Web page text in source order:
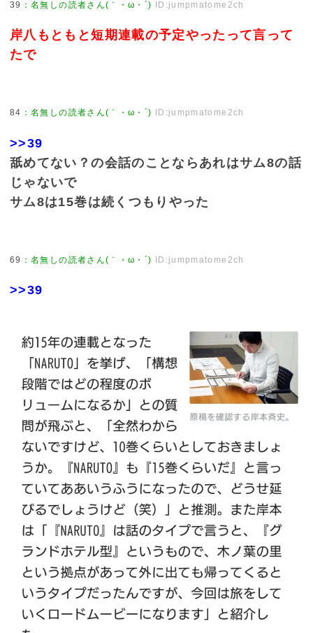
39 ：名無しの読者さん(｀・ω・´) ID:jumpmatome2ch
岸八もともと短期連載の予定やったって言って
たで
84 ：名無しの読者さん(｀・ω・´) ID:jumpmatome2ch
>>39
舐めてない？の会話のことならあれはサム8の話
じゃないで
サム8は15巻は続くつもりやった
69 ：名無しの読者さん(｀・ω・´) ID:jumpmatome2ch
>>39